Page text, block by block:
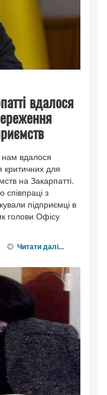
вдалося
нам вдалося
критичних для
на Закарпатті.
співпраці з
підприємці в
голови Офісу
Читати далі...